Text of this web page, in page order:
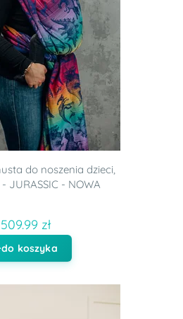
do noszenia dzieci,
JURASSIC - NOWA
509.99 zł
do koszyka